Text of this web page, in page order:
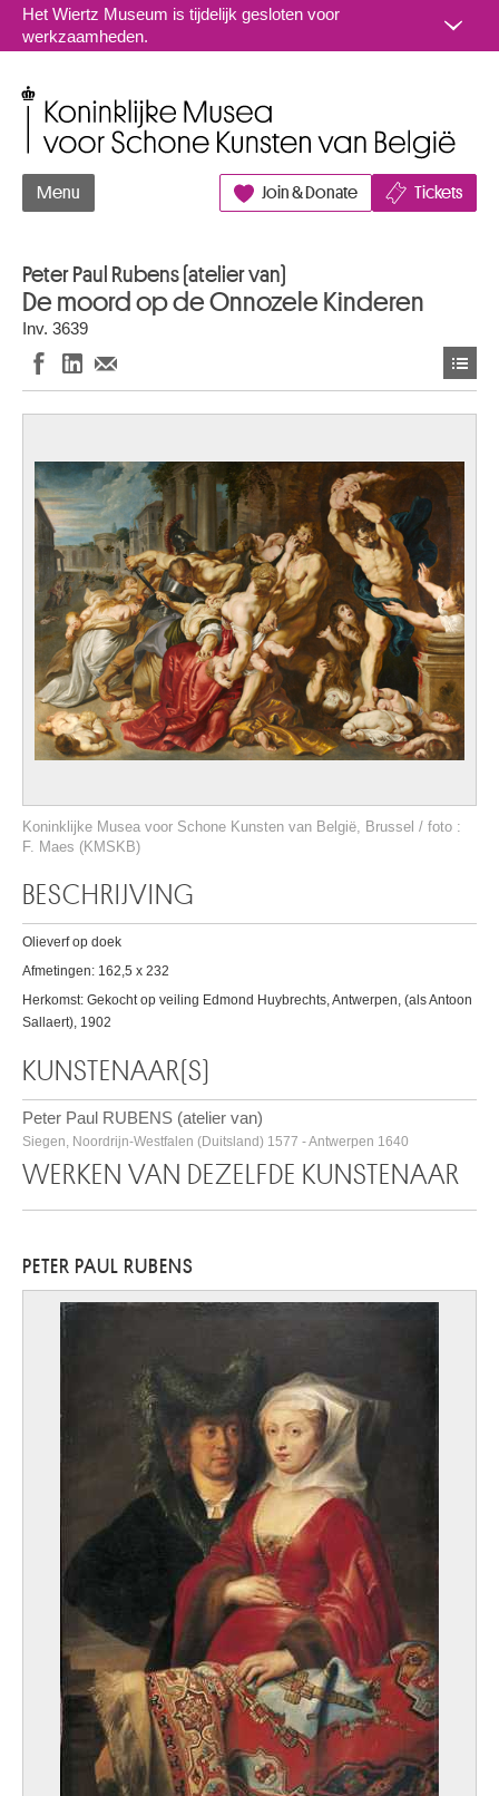
Naar inhoud
Het Wiertz Museum is tijdelijk gesloten voor
werkzaamheden.
Menu Join & Donate Tickets
Peter Paul Rubens (atelier van)
De moord op de Onnozele Kinderen
Inv. 3639
Koninklijke Musea voor Schone Kunsten van België, Brussel / foto :
F. Maes (KMSKB)
BESCHRIJVING
Olieverf op doek
Afmetingen: 162,5 x 232
Herkomst: Gekocht op veiling Edmond Huybrechts, Antwerpen, (als Antoon
Sallaert), 1902
KUNSTENAAR(S)
Peter Paul RUBENS (atelier van)
Siegen, Noordrijn-Westfalen (Duitsland) 1577 - Antwerpen 1640
WERKEN VAN DEZELFDE KUNSTENAAR
PETER PAUL RUBENS